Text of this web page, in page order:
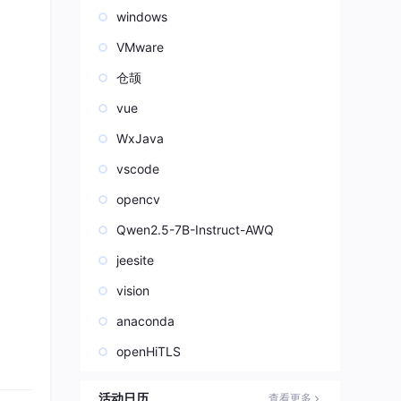
windows
VMware
仓颉
vue
WxJava
vscode
opencv
Qwen2.5-7B-Instruct-AWQ
jeesite
vision
anaconda
openHiTLS
活动日历 查看更多